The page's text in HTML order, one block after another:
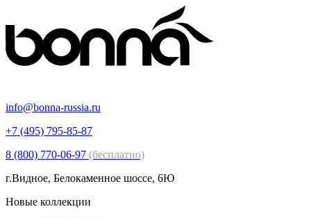
info@bonna-russia.ru
+7 (495) 795-85-87
8 (800) 770-06-97 (бесплатно)
г.Видное, Белокаменное шоссе, 6Ю
Новые коллекции